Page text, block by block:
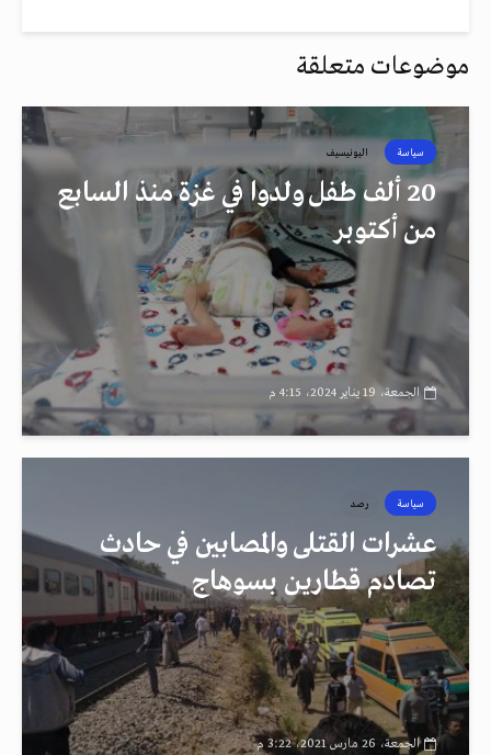
موضوعات متعلقة
سياسة اليونيسيف
20 ألف طفل ولدوا في غزة منذ السابع
من أكتوبر
الجمعة، 19 يناير 2024، 4:15 م
سياسة رصد
عشرات القتلى والمصابين في حادث
تصادم قطارين بسوهاج
الجمعة، 26 مارس 2021، 3:22 م